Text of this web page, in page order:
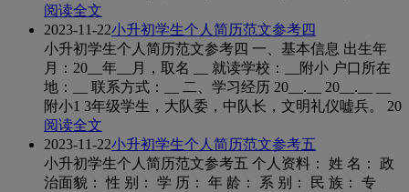
阅读全文
2023-11-22小升初学生个人简历范文参考四
小升初学生个人简历范文参考四 一、基本信息 出生年
月：20__年__月，取名 __ 就读学校：__附小 户口所在
地：__ 联系方式：__ 二、学习经历 20__.__ 20__.__ __
附小1 3年级学生，大队委，中队长，文明礼仪嘘兵。 20
阅读全文
2023-11-22小升初学生个人简历范文参考五
小升初学生个人简历范文参考五 个人资料： 姓 名： 政
治面貌： 性 别： 学 历： 年 龄： 系 别： 民 族： 专